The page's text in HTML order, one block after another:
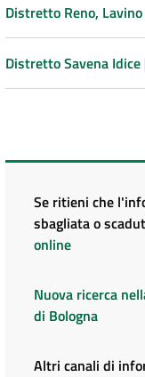
Distretto Reno, Lavino
Distretto Savena Idice
Se ritieni che
sbagliata o
online
Nuova ricerca
di Bologna
Altri canali di